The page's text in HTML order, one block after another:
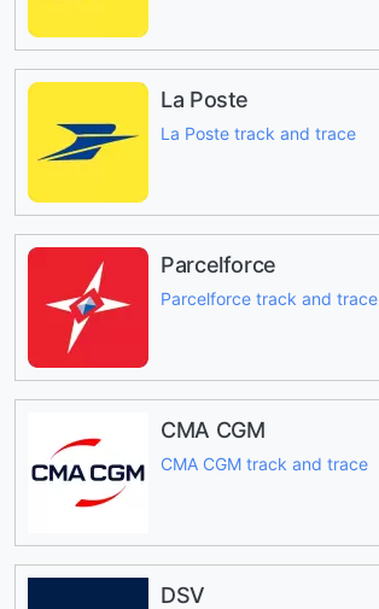
La Poste
La Poste track and trace
Parcelforce
Parcelforce track and trace
CMA CGM
CMA CGM track and trace
DSV